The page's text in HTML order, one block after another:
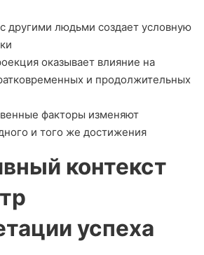
другими людьми создает условную
оказывает влияние на
и продолжительных
факторы изменяют
и того же достижения
контекст
успеха